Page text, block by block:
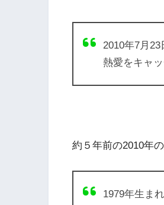
2010年7月
熱愛をキャッ
約５年前の2010年
1979年生ま